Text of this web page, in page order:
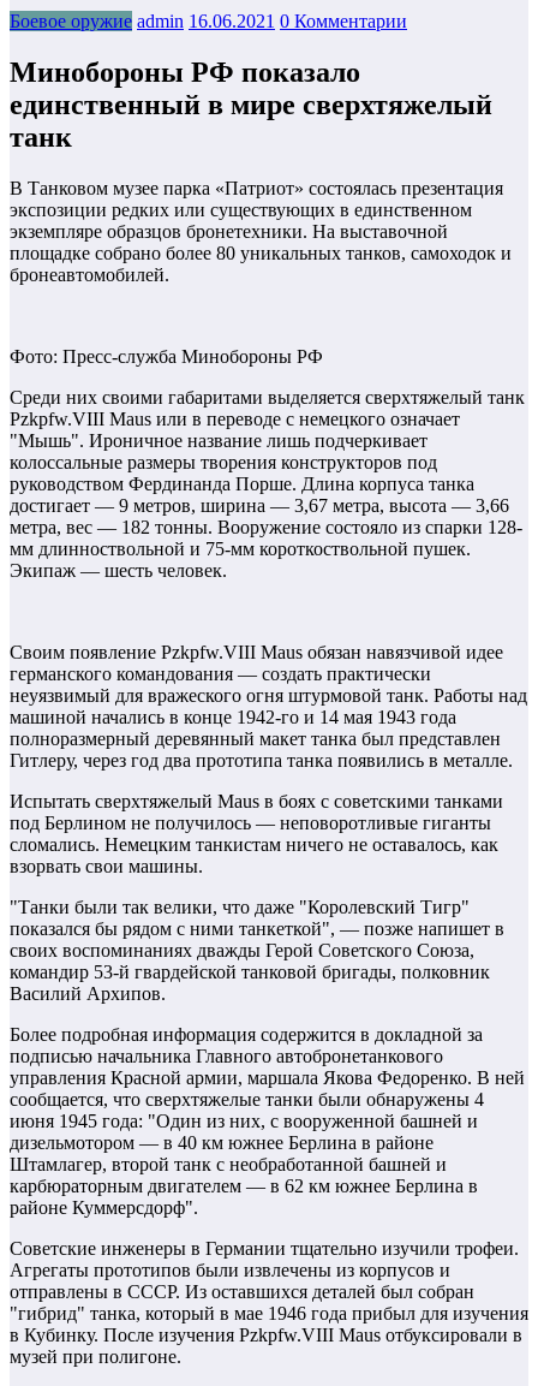
Боевое оружие admin 16.06.2021 0 Комментарии
Минобороны РФ показало
единственный в мире сверхтяжелый
танк
В Танковом музее парка «Патриот» состоялась презентация
экспозиции редких или существующих в единственном
экземпляре образцов бронетехники. На выставочной
площадке собрано более 80 уникальных танков, самоходок и
бронеавтомобилей.
Фото: Пресс-служба Минобороны РФ
Среди них своими габаритами выделяется сверхтяжелый танк
Pzkpfw.VIII Maus или в переводе с немецкого означает
"Мышь". Ироничное название лишь подчеркивает
колоссальные размеры творения конструкторов под
руководством Фердинанда Порше. Длина корпуса танка
достигает — 9 метров, ширина — 3,67 метра, высота — 3,66
метра, вес — 182 тонны. Вооружение состояло из спарки 128-
мм длинноствольной и 75-мм короткоствольной пушек.
Экипаж — шесть человек.
Своим появление Pzkpfw.VIII Maus обязан навязчивой идее
германского командования — создать практически
неуязвимый для вражеского огня штурмовой танк. Работы над
машиной начались в конце 1942-го и 14 мая 1943 года
полноразмерный деревянный макет танка был представлен
Гитлеру, через год два прототипа танка появились в металле.
Испытать сверхтяжелый Maus в боях с советскими танками
под Берлином не получилось — неповоротливые гиганты
сломались. Немецким танкистам ничего не оставалось, как
взорвать свои машины.
"Танки были так велики, что даже "Королевский Тигр"
показался бы рядом с ними танкеткой", — позже напишет в
своих воспоминаниях дважды Герой Советского Союза,
командир 53-й гвардейской танковой бригады, полковник
Василий Архипов.
Более подробная информация содержится в докладной за
подписью начальника Главного автобронетанкового
управления Красной армии, маршала Якова Федоренко. В ней
сообщается, что сверхтяжелые танки были обнаружены 4
июня 1945 года: "Один из них, с вооруженной башней и
дизельмотором — в 40 км южнее Берлина в районе
Штамлагер, второй танк с необработанной башней и
карбюраторным двигателем — в 62 км южнее Берлина в
районе Куммерсдорф".
Советские инженеры в Германии тщательно изучили трофеи.
Агрегаты прототипов были извлечены из корпусов и
отправлены в СССР. Из оставшихся деталей был собран
"гибрид" танка, который в мае 1946 года прибыл для изучения
в Кубинку. После изучения Pzkpfw.VIII Maus отбуксировали в
музей при полигоне.